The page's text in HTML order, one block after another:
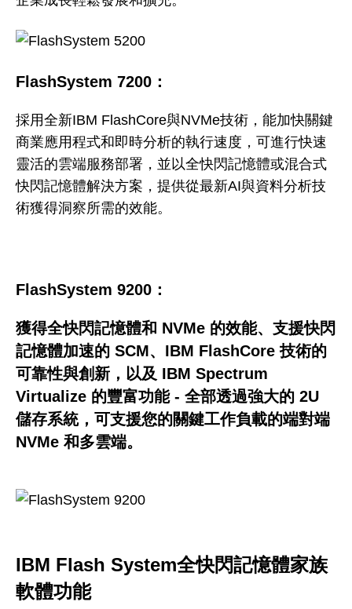
FlashSystem 7200 ：
採用全新IBM FlashCore與NVMe技術，能加快關鍵
商業應用程式和即時分析的執行速度，可進行快速
靈活的雲端服務部署，並以全快閃記憶體或混合式
快閃記憶體解決方案，提供從最新AI與資料分析技
術獲得洞察所需的效能。
FlashSystem 9200 ：
獲得全快閃記憶體和 NVMe 的效能、支援快閃
記憶體加速的 SCM、IBM FlashCore 技術的
可靠性與創新，以及 IBM Spectrum
Virtualize 的豐富功能 - 全部透過強大的 2U
儲存系統，可支援您的關鍵工作負載的端對端
NVMe 和多雲端。
IBM Flash System全快閃記憶體家族
軟體功能